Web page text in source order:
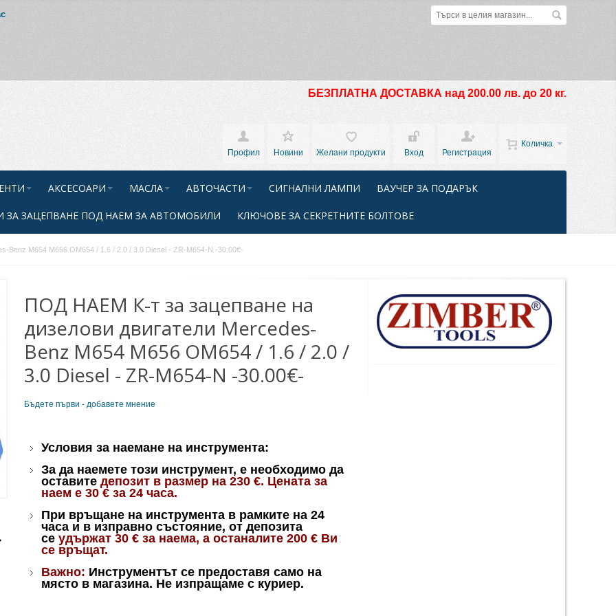
БЕЗПЛАТНА ДОСТАВКА над 200.00 лв. до 20 кг.
Количка
Профил
Новини Желани продукти Вход Регистрация
АКСЕСОАРИ МАСЛА АВТОЧАСТИ СИГНАЛНИ ЛАМПИ ВАУЧЕР ЗА ПОДАРЪК
ЗА ЗАЦЕПВАНЕ ПОД НАЕМ ЗА АВТОМОБИЛИ КЛЮЧОВЕ ЗА СЕКРЕТНИТЕ БОЛТОВЕ
Benz M654 M656 OM654 / 1.6 / 2.0 / 3.0 Diesel - ZR-M654-N -30.00€-
ПОД НАЕМ К-т за зацепване на
дизелови двигатели Mercedes-
Benz M654 M656 OM654 / 1.6 / 2.0 /
3.0 Diesel - ZR-M654-N -30.00€-
Бъдете първи - добавете мнение
Условия за наемане на инструмента:
За да наемете този инструмент, е необходимо да
оставитедепозит в размер на 230€. Цената за
наем е 30€ за 24 часа.
При връщане на инструмента в рамките на 24
часа и в изправно състояние, от депозита
сеудържат 30€ за наема, а останалите 200€ Ви
се връщат.
Важно: Инструментът се предоставя само на
място в магазина. Не изпращаме с куриер.